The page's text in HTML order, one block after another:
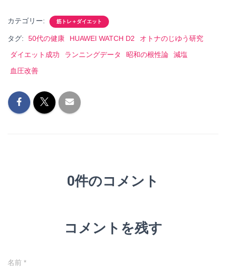
カテゴリー: 筋トレ＋ダイエット
タグ: 50代の健康 HUAWEI WATCH D2
オトナのじゆう研究
ダイエット成功
ランニングデータ 昭和の根性論
減塩
血圧改善
0件のコメント
コメントを残す
名前 *